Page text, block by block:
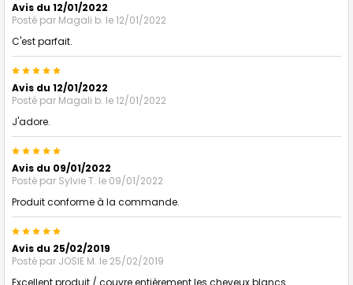
Avis du 12/01/2022
Posté par Magali b. le 12/01/2022
C'est parfait.
5
Avis du 12/01/2022
Posté par Magali b. le 12/01/2022
J'adore.
5
Avis du 09/01/2022
Posté par Sylvie T. le 09/01/2022
Produit conforme à la commande.
5
Avis du 25/02/2019
Posté par JOSIE M. le 25/02/2019